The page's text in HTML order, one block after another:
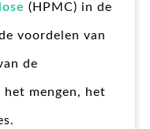
(HPMC) in de
voordelen van
de
mengen, het